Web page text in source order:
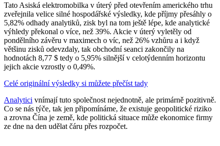
Tato Asiská elektromobilka v úterý před otevřením amerického trhu
zveřejnila velice silné hospodářské výsledky, kde příjmy přesáhly o
5,82% odhady analytiků, zisk byl na tom ještě lépe, kde analytické
výhledy překonal o více, než 39%. Akcie v úterý vyletěly od
pondělního závěru v maximech o víc, než 26% vzhůru a i když
většinu zisků odevzdaly, tak obchodní seanci zakončily na
hodnotách 8,77 $ tedy o 5,95% silnější v celotýdenním horizontu
jejich akcie vzrostly o 0,49%.
Celé originální výsledky si můžete přečíst tady
Analytici vnímají tuto společnost nejednotně, ale primárně pozitivně.
Co se nás týče, tak jen připomínáme, že existuje geopolitické riziko
a zrovna Čína je země, kde politická situace může ekonomice firmy
ze dne na den udělat čáru přes rozpočet.